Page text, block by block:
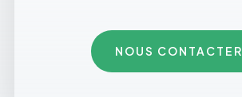
NOUS CONTACTER